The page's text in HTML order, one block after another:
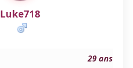
Luke718
29 ans